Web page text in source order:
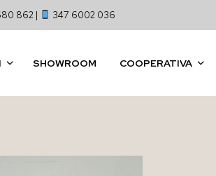
862 | 347 6002 036
SHOWROOM COOPERATIVA